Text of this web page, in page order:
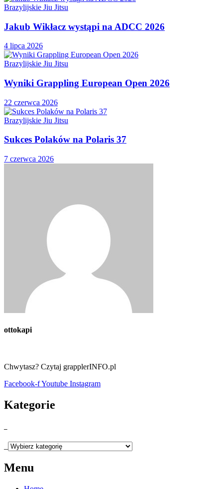
Brazylijskie Jiu Jitsu
Jakub Wikłacz wystąpi na ADCC 2026
4 lipca 2026
Brazylijskie Jiu Jitsu
Wyniki Grappling European Open 2026
22 czerwca 2026
Brazylijskie Jiu Jitsu
Sukces Polaków na Polaris 37
7 czerwca 2026
ottokapi
Chwytasz? Czytaj grapplerINFO.pl
Facebook-fYoutube Instagram
Kategorie
Menu